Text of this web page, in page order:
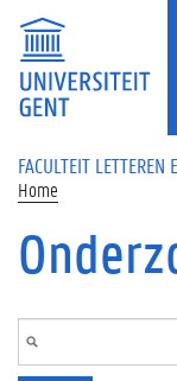
Overslaan en naar de
FACULTEIT LETTEREN
Home